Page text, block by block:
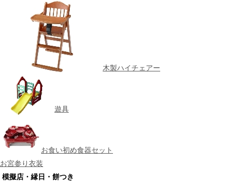
木製ハイチェアー
遊具
お食い初め食器セット
お宮参り衣装
模擬店・縁日・餅つき